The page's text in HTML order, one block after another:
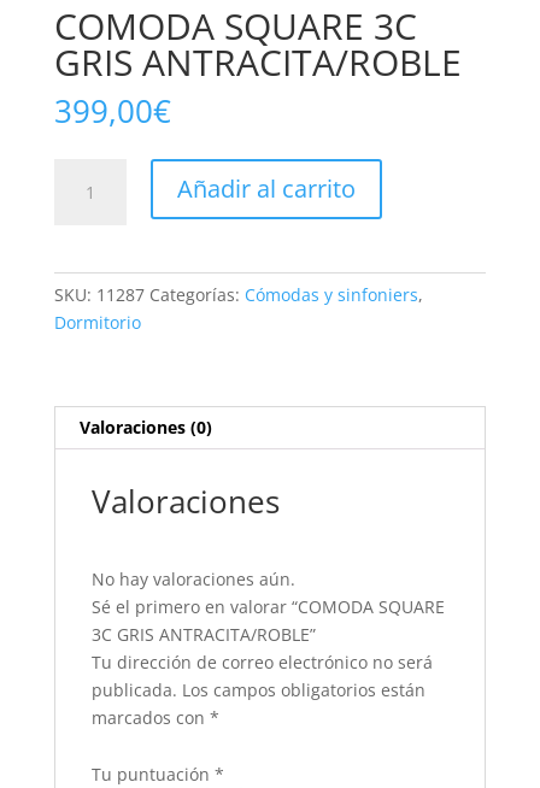
COMODA SQUARE 3C
GRIS ANTRACITA/ROBLE
399,00€
SQUARE
cantidad
Añadir al carrito
SKU: 11287 Categorías: Cómodas y sinfoniers,
Dormitorio
Valoraciones (0)
Valoraciones
No hay valoraciones aún.
Sé el primero en valorar “COMODA SQUARE
3C GRIS ANTRACITA/ROBLE”
Tu dirección de correo electrónico no será
publicada. Los campos obligatorios están
marcados con *
Tu puntuación *